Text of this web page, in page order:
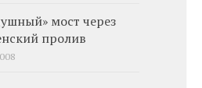
мост через
пролив